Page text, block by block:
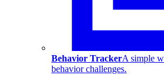
Behavior TrackerA simple
behavior challenges.